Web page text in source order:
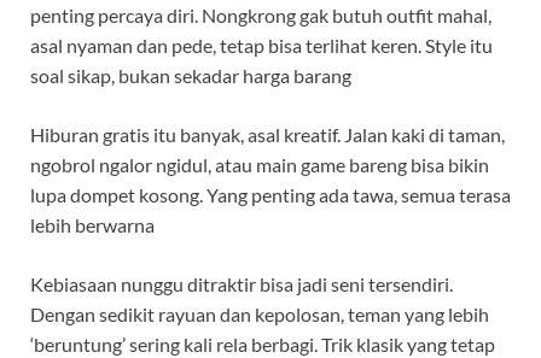
penting percaya diri. Nongkrong gak butuh outfit mahal,
asal nyaman dan pede, tetap bisa terlihat keren. Style itu
soal sikap, bukan sekadar harga barang
Hiburan gratis itu banyak, asal kreatif. Jalan kaki di taman,
ngobrol ngalor ngidul, atau main game bareng bisa bikin
lupa dompet kosong. Yang penting ada tawa, semua terasa
lebih berwarna
Kebiasaan nunggu ditraktir bisa jadi seni tersendiri.
Dengan sedikit rayuan dan kepolosan, teman yang lebih
‘beruntung’ sering kali rela berbagi. Trik klasik yang tetap